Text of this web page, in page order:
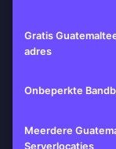
Gratis
adres
Onbeperkte
Meerdere
Serverlocaties